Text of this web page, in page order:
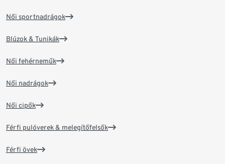
Női sportnadrágok
Blúzok & Tunikák
Női fehérneműk
Női nadrágok
Női cipők
Férfi pulóverek & melegítőfelsők
Férfi övek